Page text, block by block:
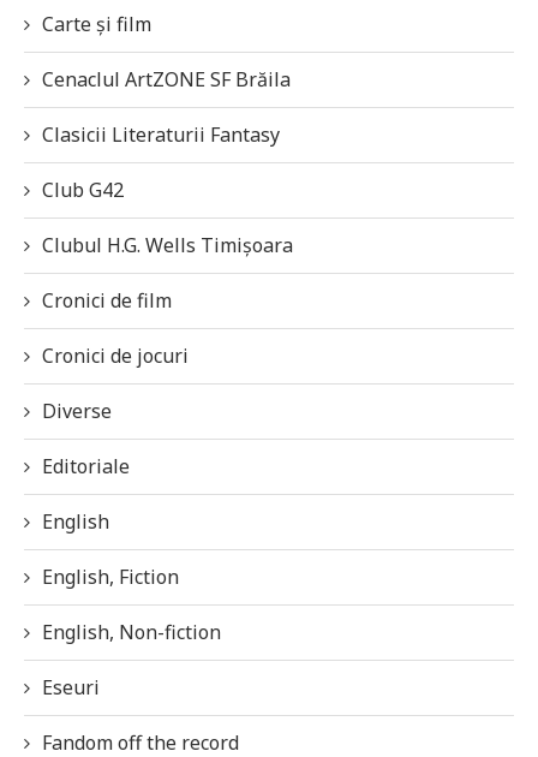
Carte și film
Cenaclul ArtZONE SF Brăila
Clasicii Literaturii Fantasy
Club G42
Clubul H.G. Wells Timișoara
Cronici de film
Cronici de jocuri
Diverse
Editoriale
English
English, Fiction
English, Non-fiction
Eseuri
Fandom off the record